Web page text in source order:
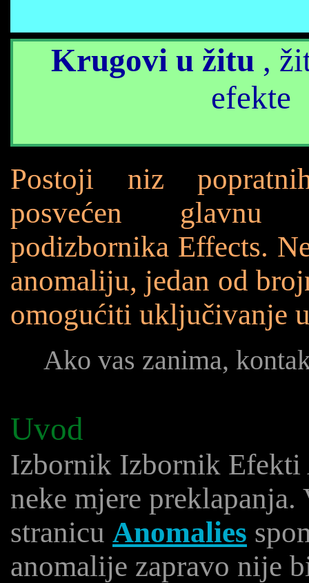
Krugovi u žitu ,
efekte
Postoji niz
posvećen
podizbornika Effects.
anomaliju, jedan od
omogućiti uključivanje
Ako vas zanima,
Uvod
Izbornik Izbornik
neke mjere
stranicu Anomalies
anomalije zapravo nije